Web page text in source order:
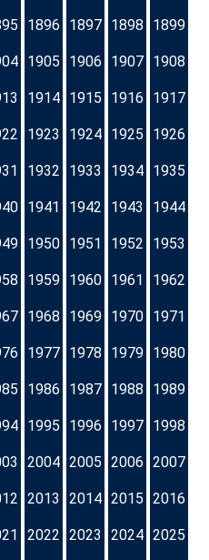
1896 1897 1898 1899
1905 1906 1907 1908
1914 1915 1916 1917
1923 1924 1925 1926
1932 1933 1934 1935
1941 1942 1943 1944
1950 1951 1952 1953
1959 1960 1961 1962
1968 1969 1970 1971
1977 1978 1979 1980
1986 1987 1988 1989
1995 1996 1997 1998
2004 2005 2006 2007
2013 2014 2015 2016
2022 2023 2024 2025